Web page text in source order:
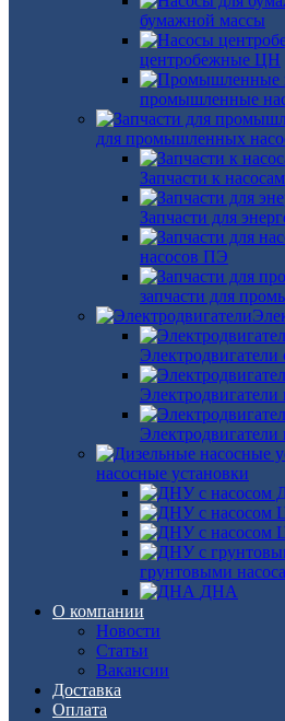
бумажной массы
центробежные ЦН
промышленные
для промышленных
Запчасти к
Запчасти для
насосов ПЭ
запчасти для
насосные установки
грунтовыми
ДНА
О компании
Новости
Статьи
Вакансии
Доставка
Оплата